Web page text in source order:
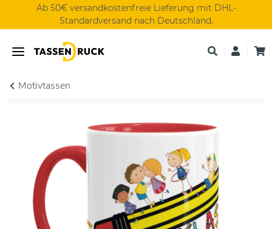
Ab 50€ versandkostenfreie Lieferung mit DHL-
Standardversand nach Deutschland.
Motivtassen